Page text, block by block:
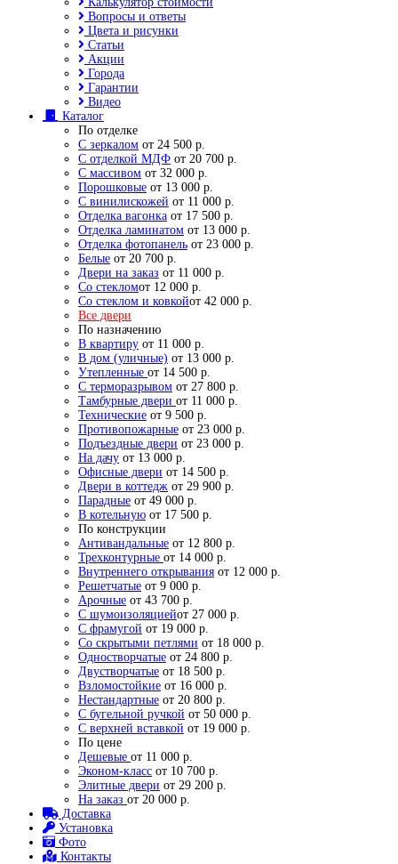
Вопросы и ответы
Цвета и рисунки
Статьи
Акции
Города
Гарантии
Видео
Каталог
По отделке
С зеркалом от 24 500 р.
С отделкой МДФ от 20 700 р.
С массивом от 32 000 р.
Порошковые от 13 000 р.
С винилискожей от 11 000 р.
Отделка вагонка от 17 500 р.
Отделка ламинатом от 13 000 р.
Отделка фотопанель от 23 000 р.
Белые от 20 700 р.
Двери на заказ от 11 000 р.
Со стекломот 12 000 р.
Со стеклом и ковкойот 42 000 р.
Все двери
По назначению
В квартиру от 11 000 р.
В дом (уличные) от 13 000 р.
Утепленные от 14 500 р.
С терморазрывом от 27 800 р.
Тамбурные двери от 11 000 р.
Технические от 9 500 р.
Противопожарные от 23 000 р.
Подъездные двери от 23 000 р.
На дачу от 13 000 р.
Офисные двери от 14 500 р.
Двери в коттедж от 29 900 р.
Парадные от 49 000 р.
В котельную от 17 500 р.
По конструкции
Антивандальные от 12 800 р.
Трехконтурные от 14 000 р.
Внутреннего открывания от 12 000 р.
Решетчатые от 9 000 р.
Арочные от 43 700 р.
С шумоизоляциейот 27 000 р.
С фрамугой от 19 000 р.
Со скрытыми петлями от 18 000 р.
Одностворчатые от 24 800 р.
Двустворчатые от 18 500 р.
Взломостойкие от 16 000 р.
Нестандартные от 20 800 р.
С бугельной ручкой от 50 000 р.
С верхней вставкой от 19 000 р.
По цене
Дешевые от 11 000 р.
Эконом-класс от 10 700 р.
Элитные двери от 29 200 р.
На заказ от 20 000 р.
Доставка
Установка
Фото
Контакты